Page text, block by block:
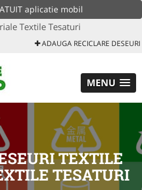
aplicatie mobil
Textile Tesaturi
ADAUGA RECICLARE DESEURI
MENU
TEXTILE
TESATURI